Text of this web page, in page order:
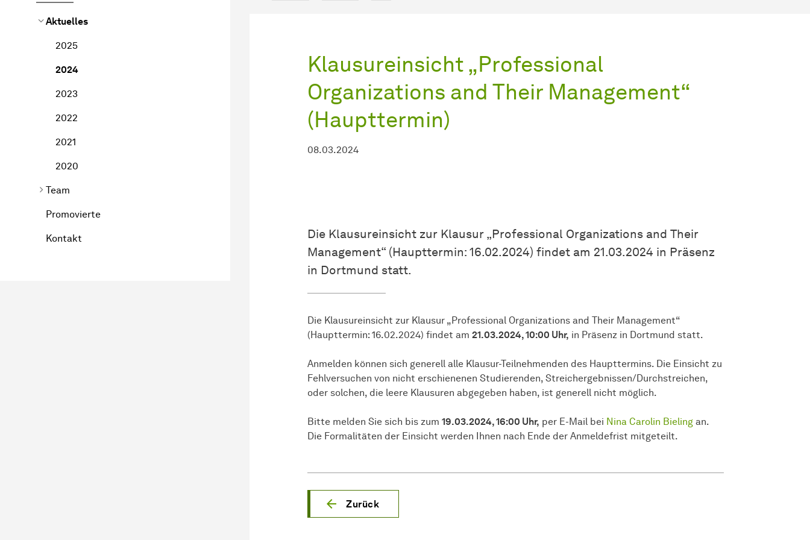
Aktuelles
2025
2024
2023
2022
2021
2020
Team
Promovierte
Kontakt
Klausureinsicht „Professional
Organizations and Their Management“
(Haupttermin)
08.03.2024
Die Klausureinsicht zur Klausur „Professional Organizations and Their
Management“ (Haupttermin: 16.02.2024) findet am 21.03.2024 in Präsenz
in Dortmund statt.
Die Klausureinsicht zur Klausur „Professional Organizations and Their Management“
(Haupttermin: 16.02.2024) findet am 21.03.2024, 10:00 Uhr, in Präsenz in Dortmund statt.
Anmelden können sich generell alle Klausur-Teilnehmenden des Haupttermins. Die Einsicht zu
Fehlversuchen von nicht erschienenen Studierenden, Streichergebnissen/Durchstreichen,
oder solchen, die leere Klausuren abgegeben haben, ist generell nicht möglich.
Bitte melden Sie sich bis zum 19.03.2024, 16:00 Uhr, per E-Mail bei Nina Carolin Bieling an.
Die Formalitäten der Einsicht werden Ihnen nach Ende der Anmeldefrist mitgeteilt.
Zurück